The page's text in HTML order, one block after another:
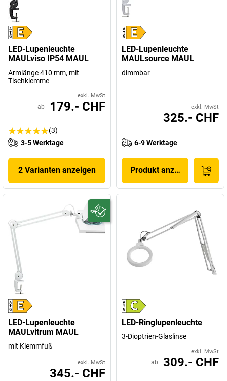
LED-Lupenleuchte
MAULviso IP54 MAUL
Armlänge 410 mm, mit
Tischklemme
exkl. MwSt
ab 179.- CHF
(3)
3-5 Werktage
2 Varianten anzeigen
LED-Lupenleuchte
MAULsource MAUL
dimmbar
exkl. MwSt
325.- CHF
6-9 Werktage
Produkt anzeigen
LED-Lupenleuchte
MAULvitrum MAUL
mit Klemmfuß
exkl. MwSt
345.- CHF
LED-Ringlupenleuchte
3-Dioptrien-Glaslinse
exkl. MwSt
ab 309.- CHF